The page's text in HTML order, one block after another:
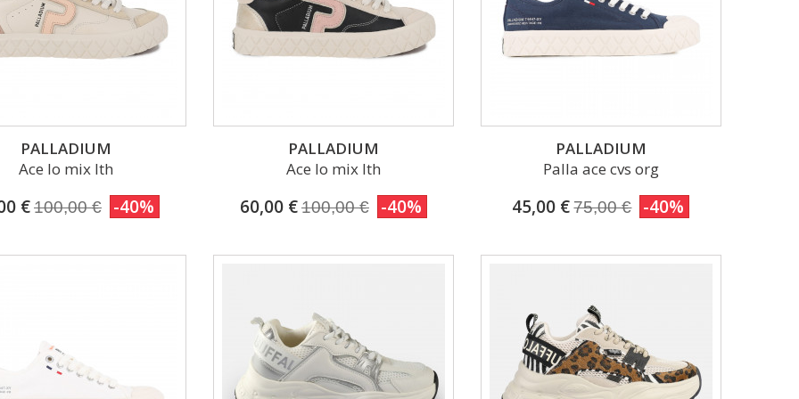
PALLADIUM
Ace lo mix lth
€100,00 € -40%
PALLADIUM
Ace lo mix lth
60,00 €100,00 € -40%
PALLADIUM
Palla ace cvs org
45,00 € 75,00 € -40%